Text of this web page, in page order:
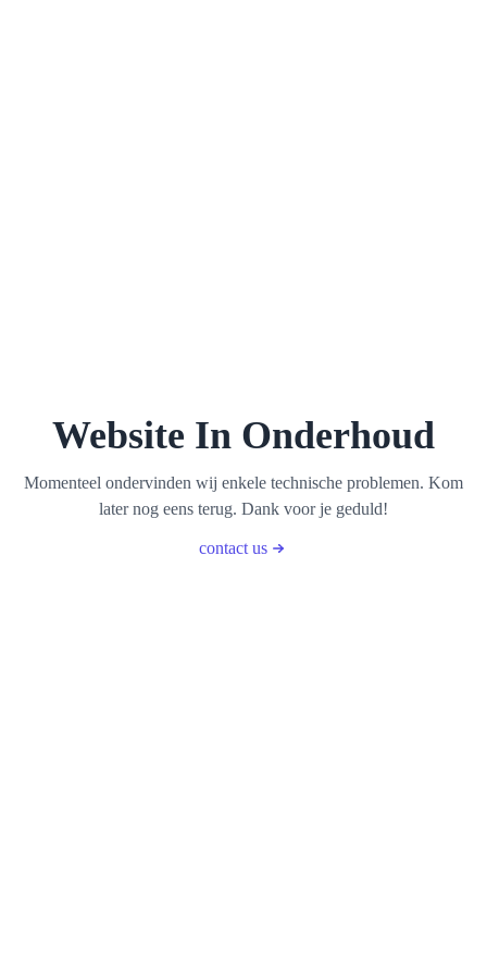
Website In Onderhoud
Momenteel ondervinden wij enkele technische problemen. Kom
later nog eens terug. Dank voor je geduld!
contact us